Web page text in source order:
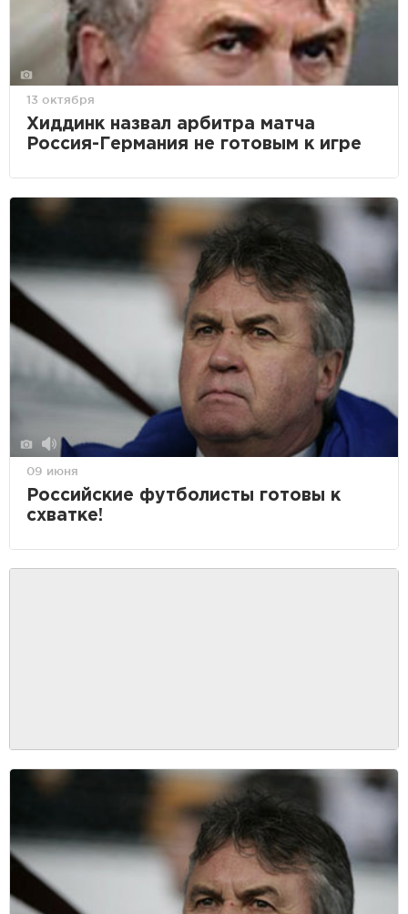
13 октября
Хиддинк назвал арбитра матча
Россия-Германия не готовым к игре
09 июня
Российские футболисты готовы к
схватке!